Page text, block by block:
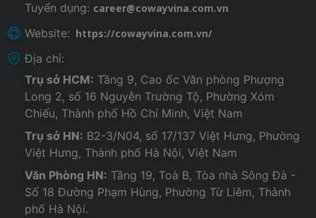
Tuyển dụng: career@cowayvina.com.vn
Website: https://cowayvina.com.vn/
Địa chỉ:
Trụ sở HCM: Tầng 9, Cao ốc Văn phòng Phượng
Long 2, số 16 Nguyễn Trường Tộ, Phường Xóm
Chiếu, Thành phố Hồ Chí Minh, Việt Nam
Trụ sở HN: B2-3/N04, số 17/137 Việt Hưng, Phường
Việt Hưng, Thành phố Hà Nội, Việt Nam
Văn Phòng HN: Tầng 19, Toà B, Tòa nhà Sông Đà -
Số 18 Đường Phạm Hùng, Phường Từ Liêm, Thành
phố Hà Nội.